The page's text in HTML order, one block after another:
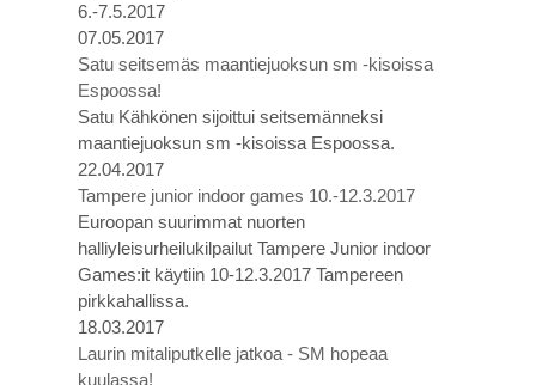
6.-7.5.2017
07.05.2017
Satu seitsemäs maantiejuoksun sm -kisoissa
Espoossa!
Satu Kähkönen sijoittui seitsemänneksi
maantiejuoksun sm -kisoissa Espoossa.
22.04.2017
Tampere junior indoor games 10.-12.3.2017
Euroopan suurimmat nuorten
halliyleisurheilukilpailut Tampere Junior indoor
Games:it käytiin 10-12.3.2017 Tampereen
pirkkahallissa.
18.03.2017
Laurin mitaliputkelle jatkoa - SM hopeaa
kuulassa!